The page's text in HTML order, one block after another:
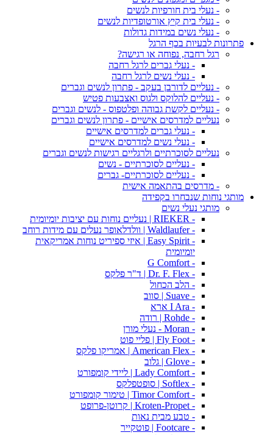
- נעלי בית חורפיות לנשים
- נעלי בית קיץ אורטופדיות לנשים
- נעלי נשים במידות גדולות
פתרונות לבעיות בכף הרגל
רגל רחבה, נפוחה או רגישה?
- נעלי גברים לרגל רחבה
- נעלי נשים לרגל רחבה
- נעליים לדורבן בעקב - פתרון לנשים וגברים
- נעליים להלוקס ולגוס ואצבעות פטיש
- נעליים לקשת גבוהה ופלטפוס - לנשים וגברים
נעליים למדרסים אישיים - פתרון לנשים וגברים
- נעלי גברים למדרסים אישיים
- נעלי נשים למדרסים אישיים
נעליים לסוכרתיים ולרגליים רגישות לנשים וגברים
- נעליים לסוכרתיים - נשים
- נעליים לסוכרתיים- גברים
- מדרסים בהתאמה אישית
מותגי נוחות שנבחרו בקפידה
מותגי נעלי נשים
- RIEKER | נעליים נוחות עם יציבות יומיומית
- Waldlaufer | וולדלאופר נעלים עם מידות רוחב
- Easy Spirit | איזי ספיריט נוחות אמריקאית
יומיומית
- G Comfort
- Dr. F. Flex | ד"ר פלקס
- הלב הכחול
- Suave | סווב
- I Ara ארא
- Rohde | רודה
- Moran - נעלי מורן
- Fly Foot | פליי פוט
- American Flex | אמריקו פלקס
- Glove | גלוב
- Lady Comfort | ליידי קומפורט
- Softlex | סופטפלקס
- Timor Comfort | טימור קומפורט
- Kroten-Propet | קרוטן-פרופט
- טבע מבית נאות
- Footcare | פוטקייר